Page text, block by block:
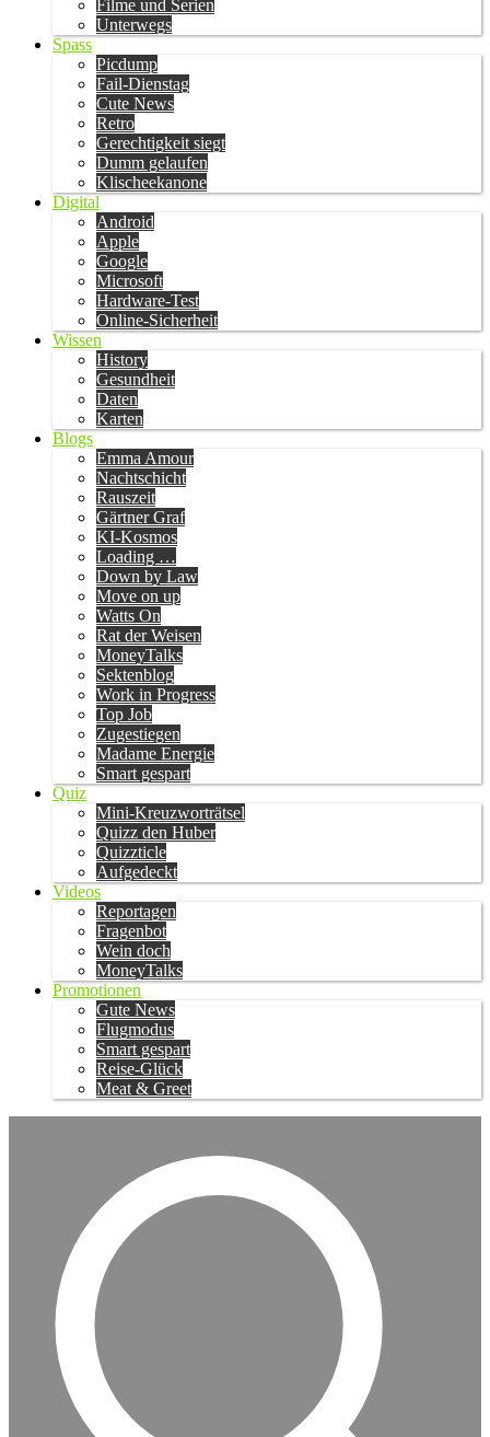
Filme und Serien
Unterwegs
Spass
Picdump
Fail-Dienstag
Cute News
Retro
Gerechtigkeit siegt
Dumm gelaufen
Klischeekanone
Digital
Android
Apple
Google
Microsoft
Hardware-Test
Online-Sicherheit
Wissen
History
Gesundheit
Daten
Karten
Blogs
Emma Amour
Nachtschicht
Rauszeit
Gärtner Graf
KI-Kosmos
Loading …
Down by Law
Move on up
Watts On
Rat der Weisen
MoneyTalks
Sektenblog
Work in Progress
Top Job
Zugestiegen
Madame Energie
Smart gespart
Quiz
Mini-Kreuzworträtsel
Quizz den Huber
Quizzticle
Aufgedeckt
Videos
Reportagen
Fragenbot
Wein doch
MoneyTalks
Promotionen
Gute News
Flugmodus
Smart gespart
Reise-Glück
Meat & Greet